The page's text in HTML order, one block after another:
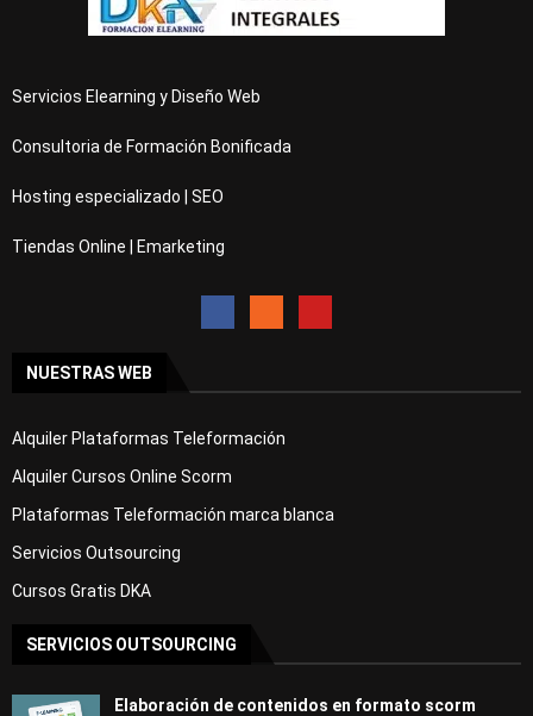
Servicios Elearning y Diseño Web
Consultoria de Formación Bonificada
Hosting especializado | SEO
Tiendas Online | Emarketing
NUESTRAS WEB
Alquiler Plataformas Teleformación
Alquiler Cursos Online Scorm
Plataformas Teleformación marca blanca
Servicios Outsourcing
Cursos Gratis DKA
SERVICIOS OUTSOURCING
Elaboración de contenidos en formato scorm